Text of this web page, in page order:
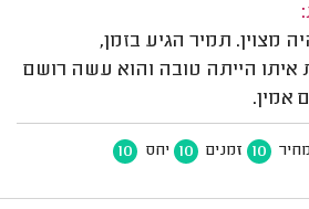
מצוין. תמיר הגיע בזמן,
הייתה טובה והוא עשה רושם
אמין.
10 זמנים 10 יחס 10